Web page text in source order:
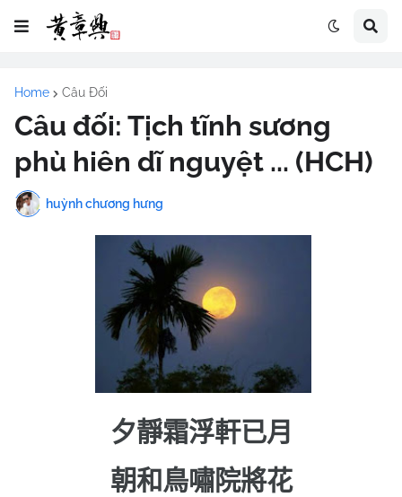
Home Câu Đối
Câu đối: Tịch tĩnh sương
phù hiên dĩ nguyệt ... (HCH)
huỳnh chương hưng
夕靜霜浮軒已月
朝和鳥嘯院將花